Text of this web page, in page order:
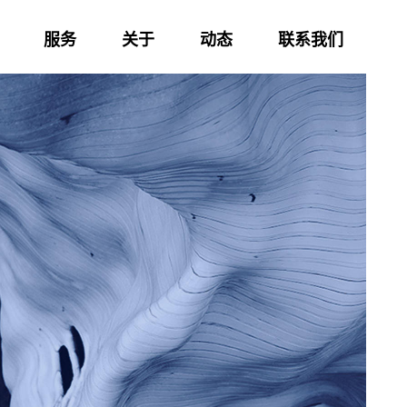
服务 关于 动态 联系我们